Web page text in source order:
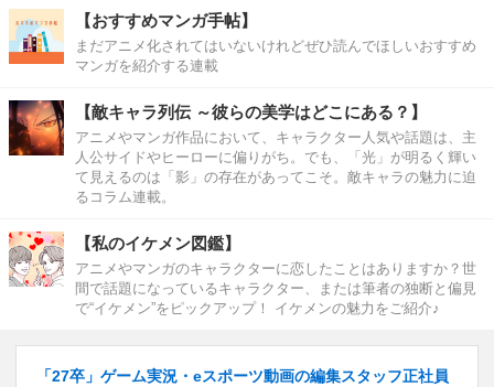
【おすすめマンガ手帖】
まだアニメ化されてはいないけれどぜひ読んでほしいおすすめ
マンガを紹介する連載
【敵キャラ列伝 ～彼らの美学はどこにある？】
アニメやマンガ作品において、キャラクター人気や話題は、主
人公サイドやヒーローに偏りがち。でも、「光」が明るく輝い
て見えるのは「影」の存在があってこそ。敵キャラの魅力に迫
るコラム連載。
【私のイケメン図鑑】
アニメやマンガのキャラクターに恋したことはありますか？世
間で話題になっているキャラクター、または筆者の独断と偏見
で“イケメン”をピックアップ！ イケメンの魅力をご紹介♪
「27卒」ゲーム実況・eスポーツ動画の編集スタッフ正社員